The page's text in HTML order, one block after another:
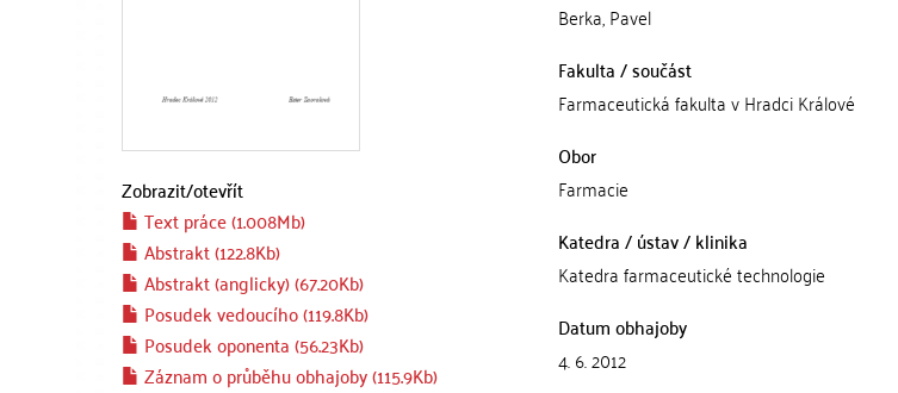
Zobrazit/otevřít
Text práce (1.008Mb)
Abstrakt (122.8Kb)
Abstrakt (anglicky) (67.20Kb)
Posudek vedoucího (119.8Kb)
Posudek oponenta (56.23Kb)
Záznam o průběhu obhajoby (115.9Kb)
Berka, Pavel
Fakulta / součást
Farmaceutická fakulta v Hradci Králové
Obor
Farmacie
Katedra / ústav / klinika
Katedra farmaceutické technologie
Datum obhajoby
4. 6. 2012